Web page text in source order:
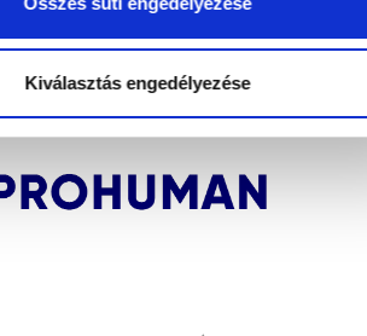
Kiválasztás engedélyezése
SZPONZOROK